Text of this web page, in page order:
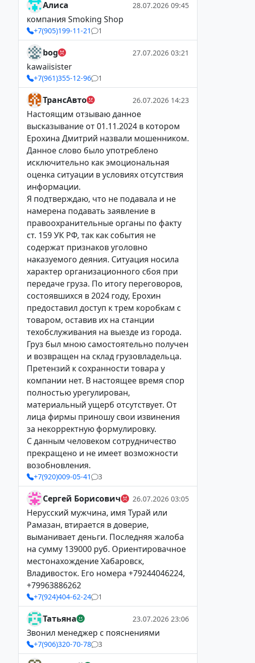
Алиса 28.07.2026 09:45
компания Smoking Shop
+7(905)199-11-21 1
bog 27.07.2026 03:21
kawaiisister
+7(961)355-12-96 1
ТрансАвто 26.07.2026 14:23
Настоящим отзываю данное
высказывание от 01.11.2024 в котором
Ерохина Дмитрий назвали мошенником.
Данное слово было употреблено
исключительно как эмоциональная
оценка ситуации в условиях отсутствия
информации.
Я подтверждаю, что не подавала и не
намерена подавать заявление в
правоохранительные органы по факту
ст. 159 УК РФ, так как события не
содержат признаков уголовно
наказуемого деяния. Ситуация носила
характер организационного сбоя при
передаче груза. По итогу переговоров,
состоявшихся в 2024 году, Ерохин
предоставил доступ к трем коробкам с
товаром, оставив их на станции
техобслуживания на выезде из города.
Груз был мною самостоятельно получен
и возвращен на склад грузовладельца.
Претензий к сохранности товара у
компании нет. В настоящее время спор
полностью урегулирован,
материальный ущерб отсутствует. От
лица фирмы приношу свои извинения
за некорректную формулировку.
С данным человеком сотрудничество
прекращено и не имеет возможности
возобновления.
+7(920)009-05-41 3
Сергей Борисович 26.07.2026 03:05
Нерусский мужчина, имя Турай или
Рамазан, втирается в доверие,
выманивает деньги. Последняя жалоба
на сумму 139000 руб. Ориентировачное
местонахождение Хабаровск,
Владивосток. Его номера +79244046224,
+79963886262
+7(924)404-62-24 1
Татьяна 23.07.2026 23:06
Звонил менеджер с пояснениями
+7(906)320-70-78 3